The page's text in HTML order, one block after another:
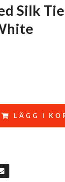
Silk
LÄGG I